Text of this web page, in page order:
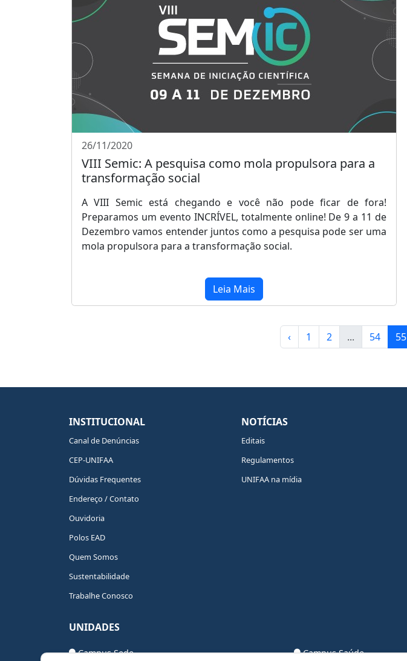
26/11/2020
VIII Semic: A pesquisa como mola propulsora para a
transformação social
A VIII Semic está chegando e você não pode ficar de fora!
Preparamos um evento INCRÍVEL, totalmente online! De 9 a 11 de
Dezembro vamos entender juntos como a pesquisa pode ser uma
mola propulsora para a transformação social.
Leia Mais
‹ 1 2 ... 54 55
INSTITUCIONAL
Canal de Denúncias
CEP-UNIFAA
Dúvidas Frequentes
Endereço / Contato
Ouvidoria
Polos EAD
Quem Somos
Sustentabilidade
Trabalhe Conosco
NOTÍCIAS
Editais
Regulamentos
UNIFAA na mídia
UNIDADES
Campus Sede Campus Saúde